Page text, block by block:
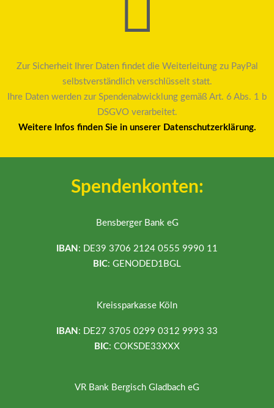
Zur Sicherheit Ihrer Daten findet die Weiterleitung zu PayPal
selbstverständlich verschlüsselt statt.
Ihre Daten werden zur Spendenabwicklung gemäß Art. 6 Abs. 1 b
DSGVO verarbeitet.
Weitere Infos finden Sie in unserer Datenschutzerklärung.
Spendenkonten:
Bensberger Bank eG
IBAN : DE39 3706 2124 0555 9990 11
BIC: GENODED1BGL
Kreissparkasse Köln
IBAN : DE27 3705 0299 0312 9993 33
BIC: COKSDE33XXX
VR Bank Bergisch Gladbach eG